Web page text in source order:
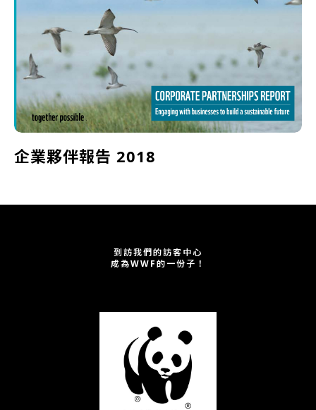
企業夥伴報告 2018
到訪我們的訪客中心
成為WWF的一份子！